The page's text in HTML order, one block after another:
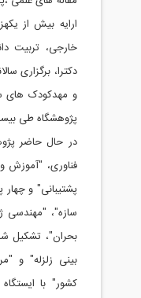
ارایه بیش از
خارجی، تربیت
دکترا، برگزاری
و مهدکودک های
پژوهشگاه طی
در حال حاضر
فناوری، "آموزش
پشتیبانی" و
سازه"، "مهندسی
بحران"، تشکیل
بینی زلزله" و
کشور" با